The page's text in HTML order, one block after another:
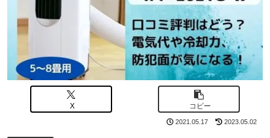
X コピー
2021.05.17 2023.05.02